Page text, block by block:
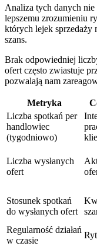
Analiza tych danych nie
lepszemu zrozumieniu
których lejek sprzedaży
szans.
Brak odpowiedniej
ofert często zwiastuje
pozwalają nam
Metryka
Liczba spotkań per
handlowiec
(tygodniowo)
Liczba wysłanych
ofert
Stosunek spotkań
do wysłanych ofert
Regularność działań
w czasie